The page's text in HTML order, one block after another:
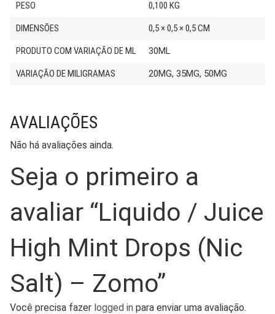
PESO 0,100 KG
DIMENSÕES 0,5 × 0,5 × 0,5 CM
PRODUTO COM VARIAÇÃO DE ML 30ML
VARIAÇÃO DE MILIGRAMAS 20MG, 35MG, 50MG
AVALIAÇÕES
Não há avaliações ainda.
Seja o primeiro a
avaliar “Liquido / Juice
High Mint Drops (Nic
Salt) – Zomo”
Você precisa fazer logged in para enviar uma avaliação.